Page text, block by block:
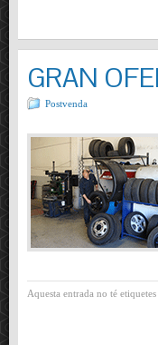
GRAN
Postvenda
Aquesta entrada no té etiquetes